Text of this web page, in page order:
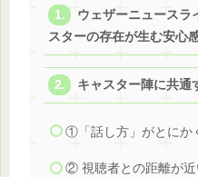
ウェザーニュースラ
スターの存在が生む安心
キャスター陣に共通
①「話し方」がとにか
② 視聴者との距離が近